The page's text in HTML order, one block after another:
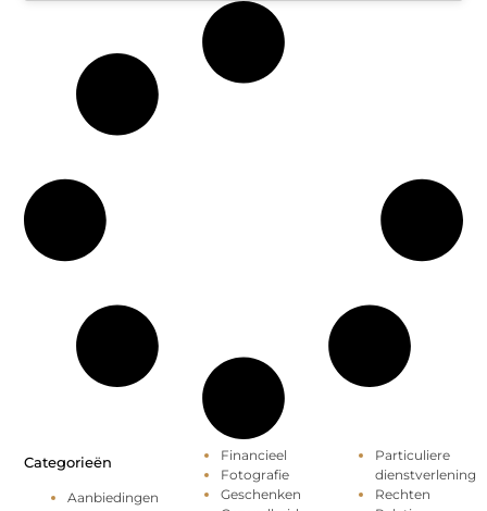
Categorieën
Aanbiedingen
Financieel
Fotografie
Geschenken
Particuliere
dienstverlening
Rechten